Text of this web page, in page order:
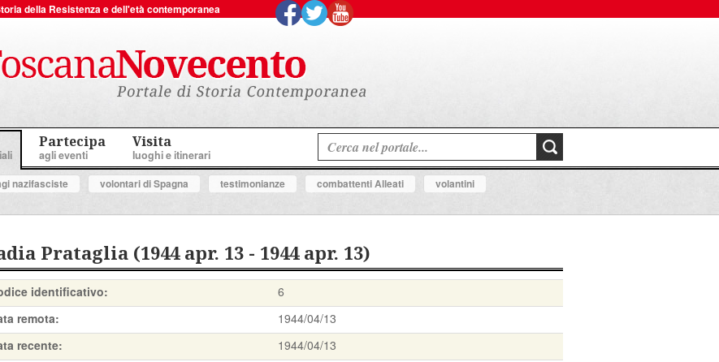
della Resistenza e dell'età contemporanea
Partecipa
agli eventi
Visita
luoghi e itinerari
nazifasciste volontari di Spagna testimonianze combattenti Alleati
volantini
Prataglia (1944 apr. 13 - 1944 apr. 13)
identificativo:
6
remota:
1944/04/13
recente:
1944/04/13